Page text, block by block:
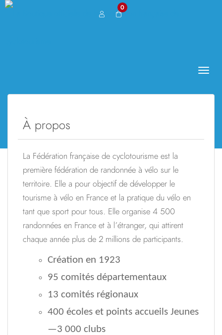
0
À propos
La Fédération française de cyclotourisme est la
première fédération de randonnée à vélo sur le
territoire. Elle a pour objectif de développer le
tourisme à vélo en France et la pratique du vélo en
tant que sport pour tous. Elle organise 4 500
randonnées en France et à l’étranger, qui attirent
chaque année plus de 2 millions de participants.
Création en 1923
95 comités départementaux
13 comités régionaux
400 écoles et points accueils Jeunes
—3 000 clubs